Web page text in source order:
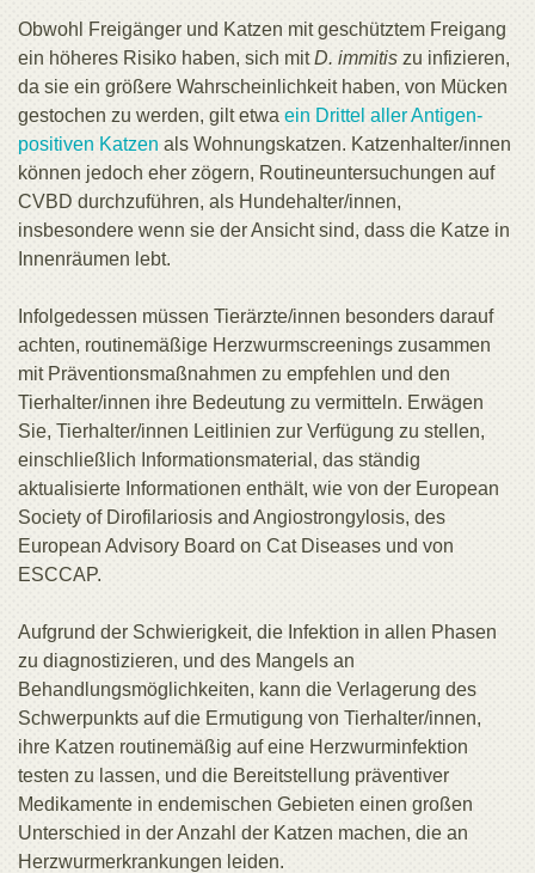
Obwohl Freigänger und Katzen mit geschütztem Freigang
ein höheres Risiko haben, sich mitD. immitis zu infizieren,
da sie ein größere Wahrscheinlichkeit haben, von Mücken
gestochen zu werden, gilt etwa ein Drittel aller Antigen-
positiven Katzen als Wohnungskatzen. Katzenhalter/innen
können jedoch eher zögern, Routineuntersuchungen auf
CVBD durchzuführen, als Hundehalter/innen,
insbesondere wenn sie der Ansicht sind, dass die Katze in
Innenräumen lebt.
Infolgedessen müssen Tierärzte/innen besonders darauf
achten, routinemäßige Herzwurmscreenings zusammen
mit Präventionsmaßnahmen zu empfehlen und den
Tierhalter/innen ihre Bedeutung zu vermitteln. Erwägen
Sie, Tierhalter/innen Leitlinien zur Verfügung zu stellen,
einschließlich Informationsmaterial, das ständig
aktualisierte Informationen enthält, wie von der European
Society of Dirofilariosis and Angiostrongylosis, des
European Advisory Board on Cat Diseases und von
ESCCAP.
Aufgrund der Schwierigkeit, die Infektion in allen Phasen
zu diagnostizieren, und des Mangels an
Behandlungsmöglichkeiten, kann die Verlagerung des
Schwerpunkts auf die Ermutigung von Tierhalter/innen,
ihre Katzen routinemäßig auf eine Herzwurminfektion
testen zu lassen, und die Bereitstellung präventiver
Medikamente in endemischen Gebieten einen großen
Unterschied in der Anzahl der Katzen machen, die an
Herzwurmerkrankungen leiden.